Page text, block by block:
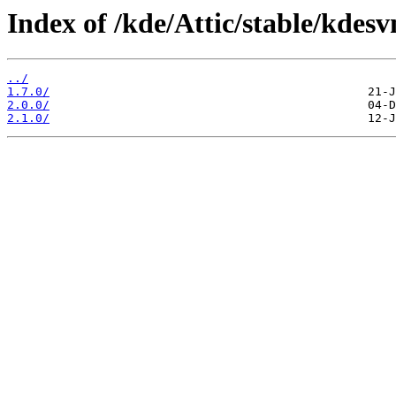
Index of /kde/Attic/stable/
../
1.7.0/
2.0.0/
2.1.0/